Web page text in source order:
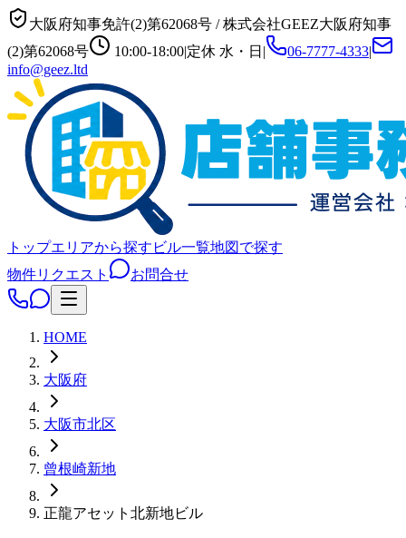
大阪府知事免許(2)第62068号 /株式会社GEEZ大阪府知事
(2)第62068号
10:00-18:00|定休 水・日 | 06-7777-4333|
info@geez.ltd
トップエリアから探す ビル一覧地図で探す
物件リクエスト
お問合せ
HOME
大阪府
大阪市北区
曾根崎新地
正龍アセット北新地ビル